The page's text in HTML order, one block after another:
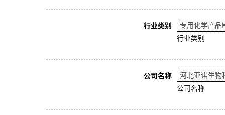
行业类别
行业类别
公司名称
公司名称